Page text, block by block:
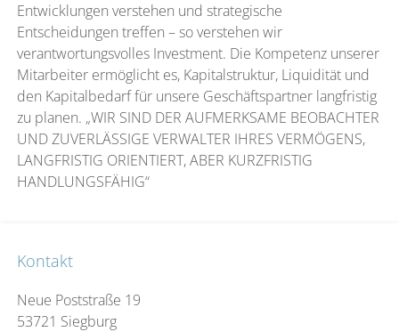
Entwicklungen verstehen und strategische
Entscheidungen treffen – so verstehen wir
verantwortungsvolles Investment. Die Kompetenz unserer
Mitarbeiter ermöglicht es, Kapitalstruktur, Liquidität und
den Kapitalbedarf für unsere Geschäftspartner langfristig
zu planen. „WIR SIND DER AUFMERKSAME BEOBACHTER
UND ZUVERLÄSSIGE VERWALTER IHRES VERMÖGENS,
LANGFRISTIG ORIENTIERT, ABER KURZFRISTIG
HANDLUNGSFÄHIG“
Kontakt
Neue Poststraße 19
53721 Siegburg